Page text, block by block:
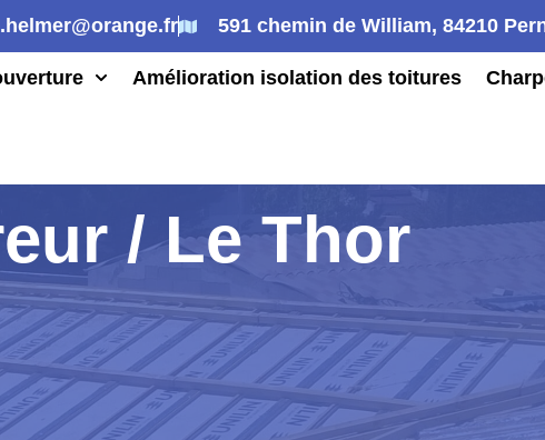
591 chemin de William, 84210
Amélioration isolation des toitures
/ Le Thor